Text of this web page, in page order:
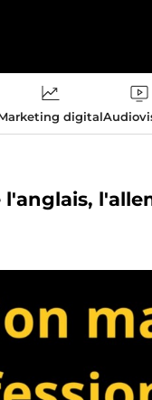
digital